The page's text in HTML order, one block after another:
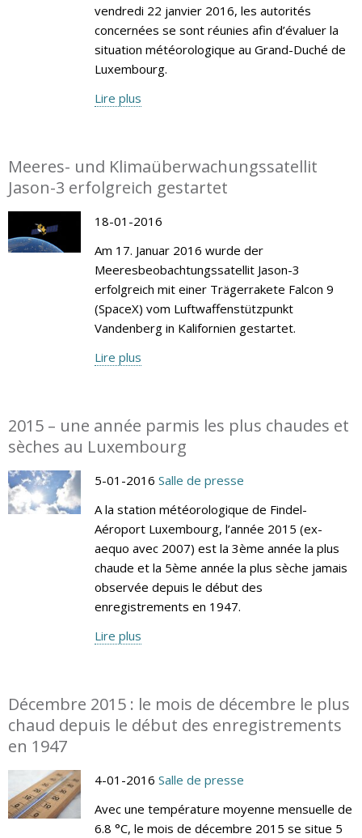
vendredi 22 janvier 2016, les autorités
concernées se sont réunies afin d’évaluer la
situation météorologique au Grand-Duché de
Luxembourg.
Lire plus
Meeres- und Klimaüberwachungssatellit
Jason-3 erfolgreich gestartet
18-01-2016
Am 17. Januar 2016 wurde der
Meeresbeobachtungssatellit Jason-3
erfolgreich mit einer Trägerrakete Falcon 9
(SpaceX) vom Luftwaffenstützpunkt
Vandenberg in Kalifornien gestartet.
Lire plus
2015 – une année parmis les plus chaudes et
sèches au Luxembourg
5-01-2016 Salle de presse
A la station météorologique de Findel-
Aéroport Luxembourg, l’année 2015 (ex-
aequo avec 2007) est la 3ème année la plus
chaude et la 5ème année la plus sèche jamais
observée depuis le début des
enregistrements en 1947.
Lire plus
Décembre 2015 : le mois de décembre le plus
chaud depuis le début des enregistrements
en 1947
4-01-2016 Salle de presse
Avec une température moyenne mensuelle de
6.8 °C, le mois de décembre 2015 se situe 5